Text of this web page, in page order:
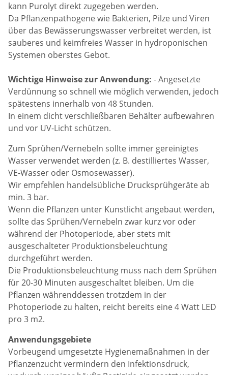
kann Purolyt direkt zugegeben werden.
Da Pflanzenpathogene wie Bakterien, Pilze und Viren
über das Bewässerungswasser verbreitet werden, ist
sauberes und keimfreies Wasser in hydroponischen
Systemen oberstes Gebot.
Wichtige Hinweise zur Anwendung: - Angesetzte
Verdünnung so schnell wie möglich verwenden, jedoch
spätestens innerhalb von 48 Stunden.
In einem dicht verschließbaren Behälter aufbewahren
und vor UV-Licht schützen.
Zum Sprühen/Vernebeln sollte immer gereinigtes
Wasser verwendet werden (z. B. destilliertes Wasser,
VE-Wasser oder Osmosewasser).
Wir empfehlen handelsübliche Drucksprühgeräte ab
min. 3 bar.
Wenn die Pflanzen unter Kunstlicht angebaut werden,
sollte das Sprühen/Vernebeln zwar kurz vor oder
während der Photoperiode, aber stets mit
ausgeschalteter Produktionsbeleuchtung
durchgeführt werden.
Die Produktionsbeleuchtung muss nach dem Sprühen
für 20-30 Minuten ausgeschaltet bleiben. Um die
Pflanzen währenddessen trotzdem in der
Photoperiode zu halten, reicht bereits eine 4 Watt LED
pro 3 m2.
Anwendungsgebiete
Vorbeugend umgesetzte Hygienemaßnahmen in der
Pflanzenzucht vermindern den Infektionsdruck,